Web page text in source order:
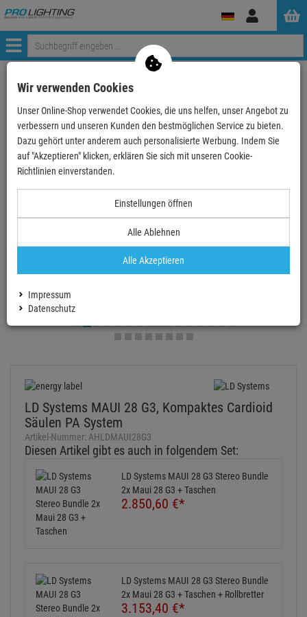
Anmelden
Menü
Weiter einkaufen ProLighting
LD Systems MAUI 28 G3, Kompaktes Cardioid Säulen …
LD Systems MAUI 28 G3, Kompaktes Cardioid
Säulen PA System
Artikel-Nummer: AHLDMAUI28G3
Diesen Artikel gibt es auch in folgendem Set:
LD Systems MAUI 28 G3 Stereo Bundle
2x Maui 28 G3 + Taschen
2.850,60 €*
LD Systems MAUI 28 G3 Stereo Bundle
2x Maui 28 G3 + Taschen + Rollbretter
3.153,40 €*
Wir verwenden Cookies
Unser Online-Shop verwendet Cookies, die uns helfen, unser Angebot zu
verbessern und unseren Kunden den bestmöglichen Service zu bieten.
Dazu gehört unter anderem auch personalisierte Werbung. Indem Sie
auf "Akzeptieren" klicken, erklären Sie sich mit unseren Cookie-
Richtlinien einverstanden.
Einstellungen öffnen
Alle Ablehnen
Alle Akzeptieren
Impressum
Datenschutz